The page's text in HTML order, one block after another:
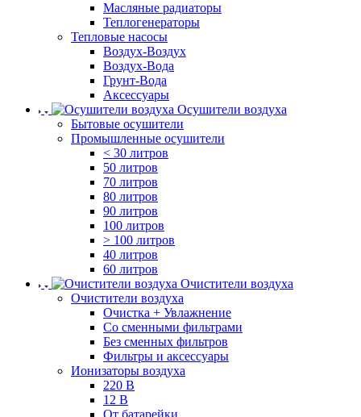
Масляные радиаторы
Теплогенераторы
Тепловые насосы
Воздух-Воздух
Воздух-Вода
Грунт-Вода
Аксессуары
Осушители воздуха
Бытовые осушители
Промышленные осушители
< 30 литров
50 литров
70 литров
80 литров
90 литров
100 литров
> 100 литров
40 литров
60 литров
Очистители воздуха
Очистители воздуха
Очистка + Увлажнение
Cо сменными фильтрами
Без сменных фильтров
Фильтры и аксессуары
Ионизаторы воздуха
220 В
12 В
От батарейки